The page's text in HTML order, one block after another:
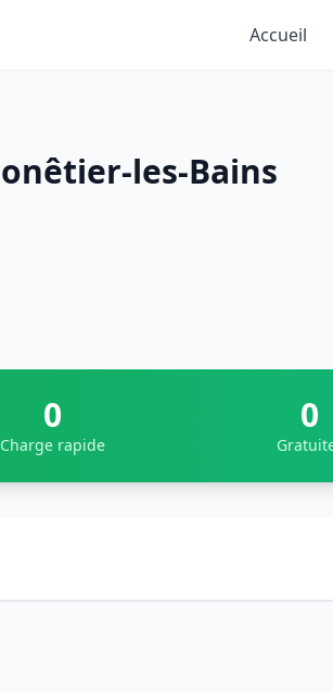
Accueil
les-Bains
0
Charge rapide
0